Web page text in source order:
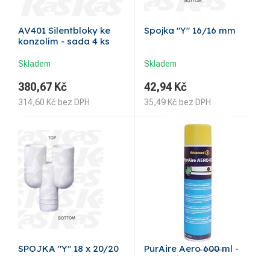
AV401 Silentbloky ke
konzolím - sada 4 ks
Skladem
380,67 Kč
314,60 Kč bez DPH
Spojka "Y" 16/16 mm
Skladem
42,94 Kč
35,49 Kč bez DPH
SPOJKA "Y" 18 x 20/20
PurAire Aero 600 ml -